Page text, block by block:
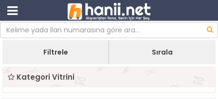
Filtrele Sırala
Kategori Vitrini